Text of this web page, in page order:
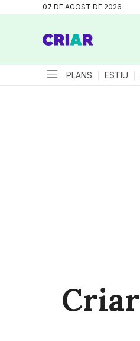
07 DE AGOST DE 2026
PLANS ESTIU
Criar